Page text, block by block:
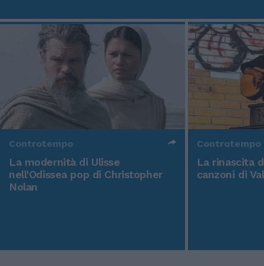
Controtempo
La modernità di Ulisse
nell'Odissea pop di Christopher
Nolan
Controtempo
La rinascita
canzoni di